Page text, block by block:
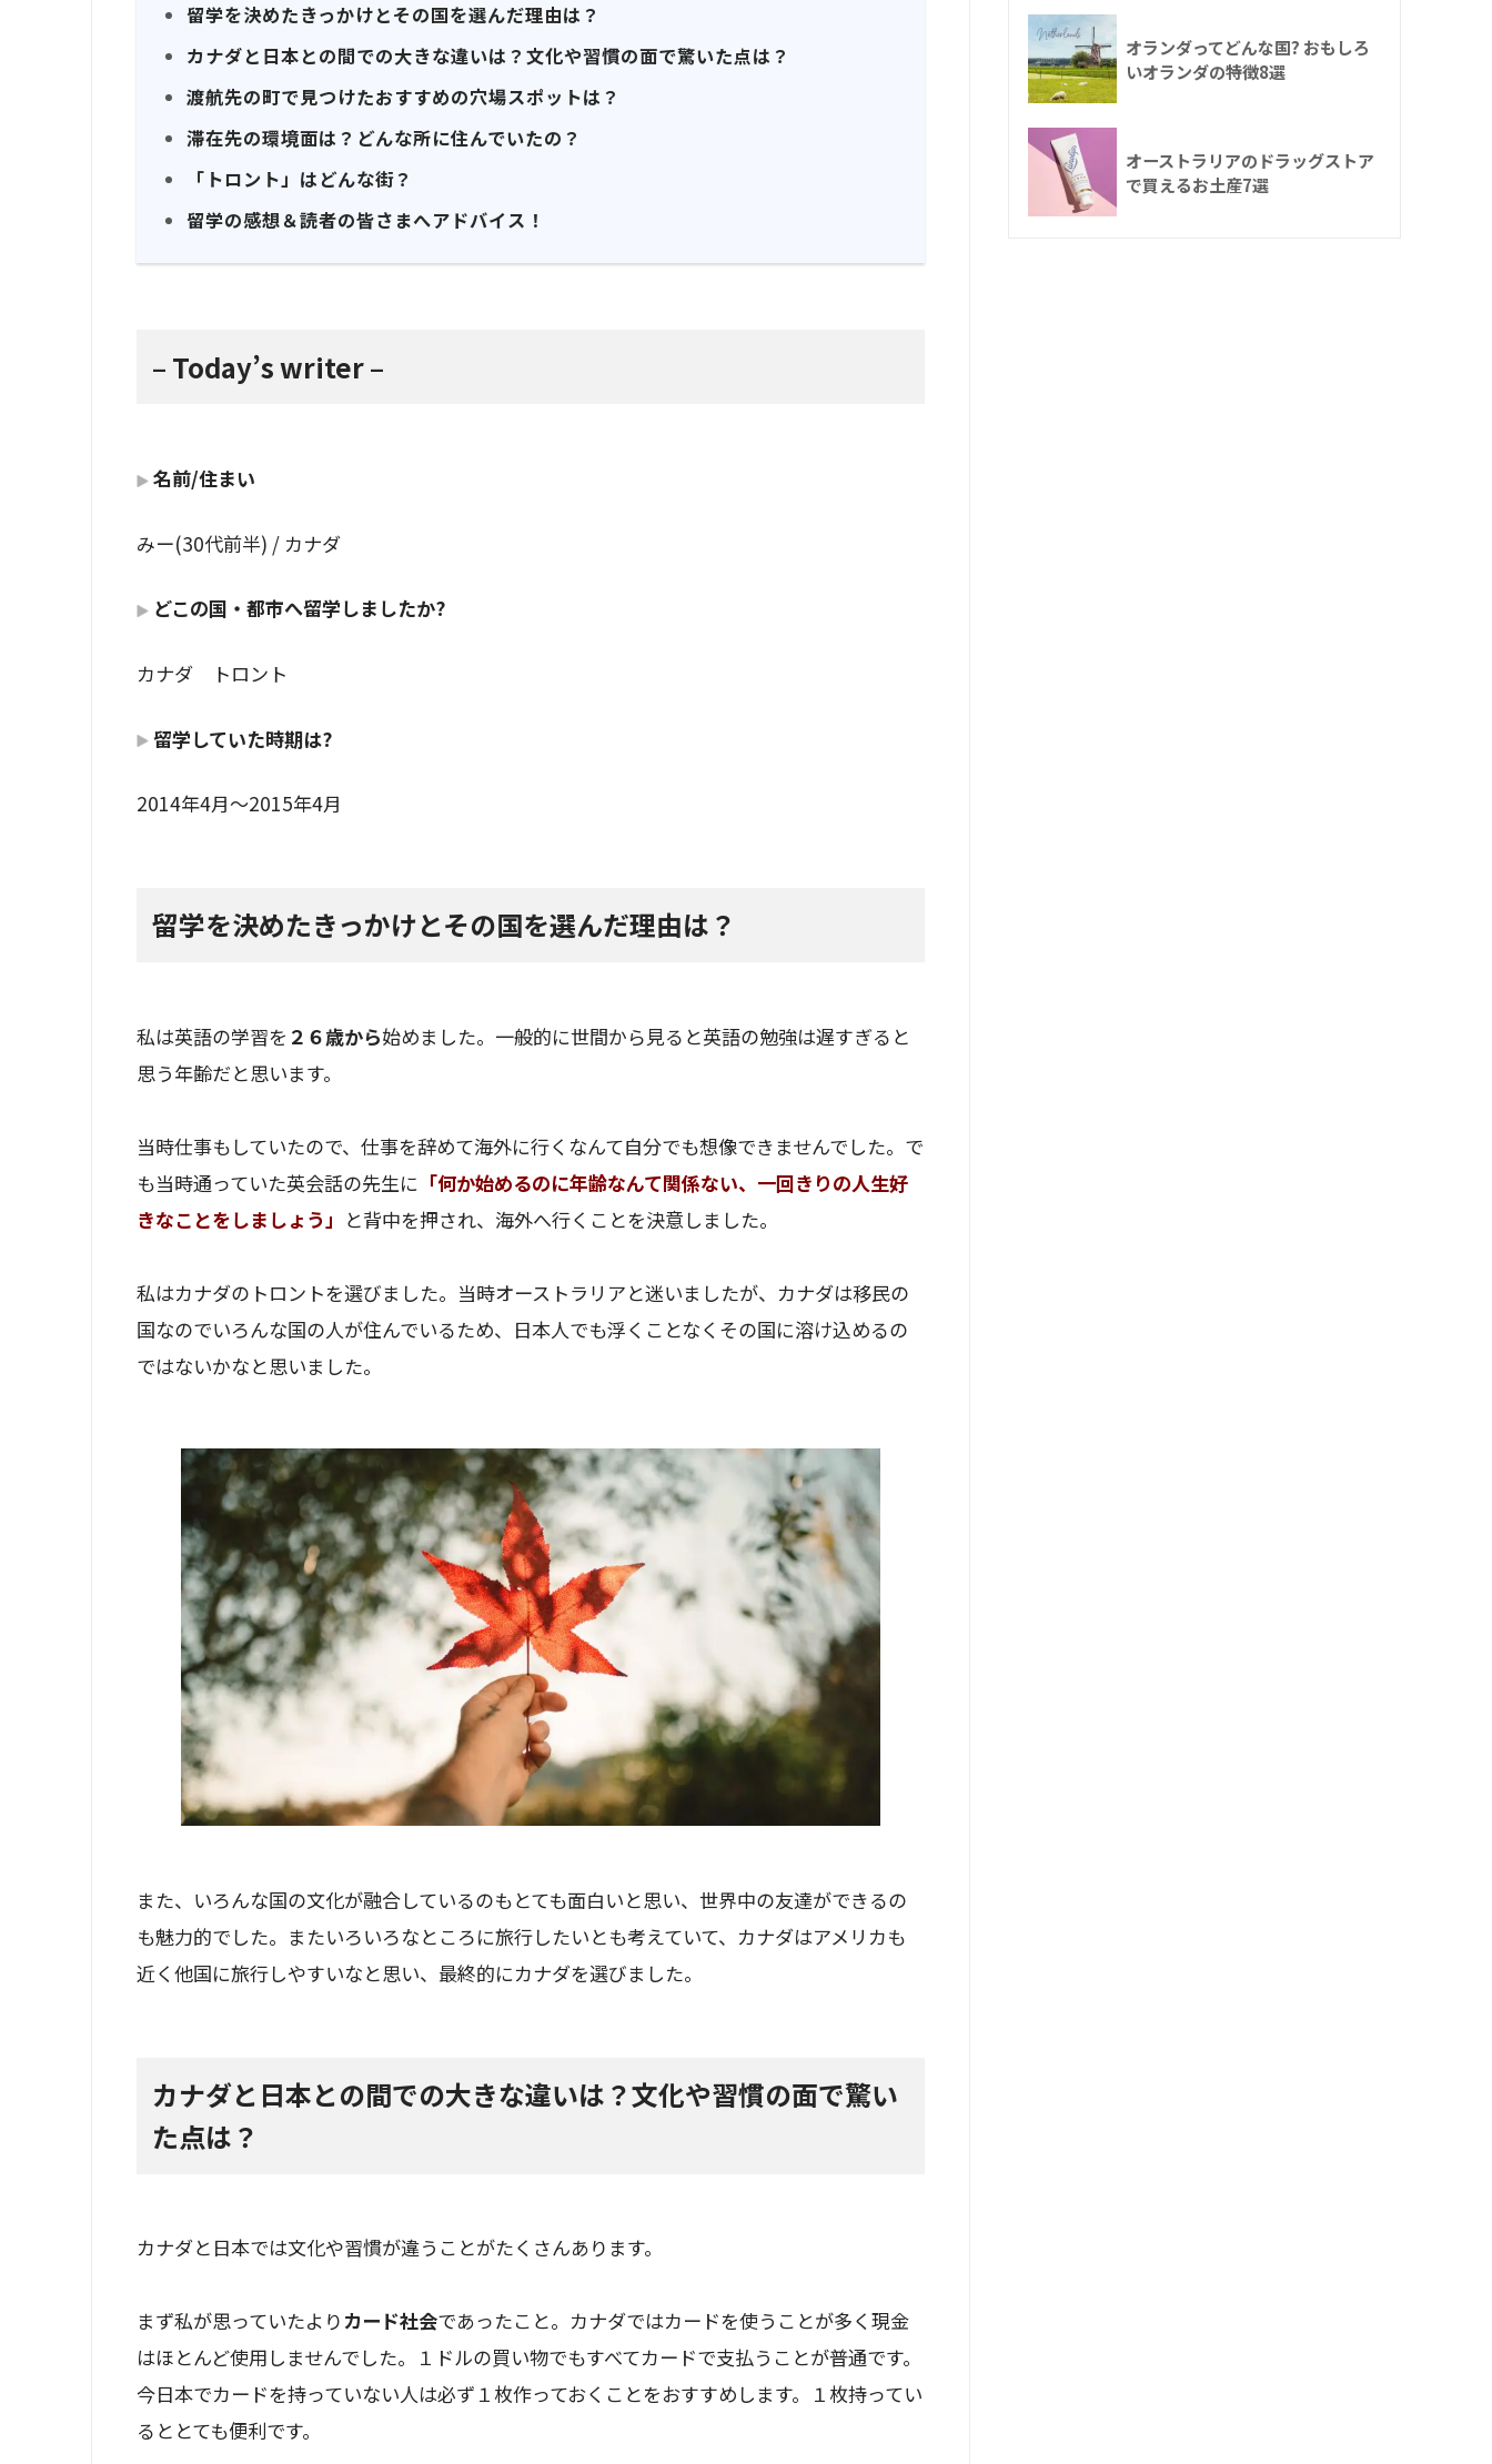
留学を決めたきっかけとその国を選んだ理由は？
カナダと日本との間での大きな違いは？文化や習慣の面で驚いた点は？
渡航先の町で見つけたおすすめの穴場スポットは？
滞在先の環境面は？どんな所に住んでいたの？
「トロント」はどんな街？
留学の感想＆読者の皆さまへアドバイス！
– Today’s writer –
名前/住まい
みー(30代前半) / カナダ
どこの国・都市へ留学しましたか?
カナダ トロント
留学していた時期は?
2014年4月～2015年4月
留学を決めたきっかけとその国を選んだ理由は？
私は英語の学習を ２６歳から始めました。一般的に世間から見ると英語の勉強は遅すぎると
思う年齢だと思います。
当時仕事もしていたので、仕事を辞めて海外に行くなんて自分でも想像できませんでした。で
も当時通っていた英会話の先生に 「何か始めるのに年齢なんて関係ない、一回きりの人生好
きなことをしましょう」 と背中を押され、海外へ行くことを決意しました。
私はカナダのトロントを選びました。当時オーストラリアと迷いましたが、カナダは移民の
国なのでいろんな国の人が住んでいるため、日本人でも浮くことなくその国に溶け込めるの
ではないかなと思いました。
また、いろんな国の文化が融合しているのもとても面白いと思い、世界中の友達ができるの
も魅力的でした。またいろいろなところに旅行したいとも考えていて、カナダはアメリカも
近く他国に旅行しやすいなと思い、最終的にカナダを選びました。
カナダと日本との間での大きな違いは？文化や習慣の面で驚い
た点は？
カナダと日本では文化や習慣が違うことがたくさんあります。
まず私が思っていたよりカード社会であったこと。カナダではカードを使うことが多く現金
はほとんど使用しませんでした。１ドルの買い物でもすべてカードで支払うことが普通です。
今日本でカードを持っていない人は必ず１枚作っておくことをおすすめします。１枚持ってい
るととても便利です。
オランダってどんな国? おもしろ
いオランダの特徴8選
オーストラリアのドラッグストア
で買えるお土産7選